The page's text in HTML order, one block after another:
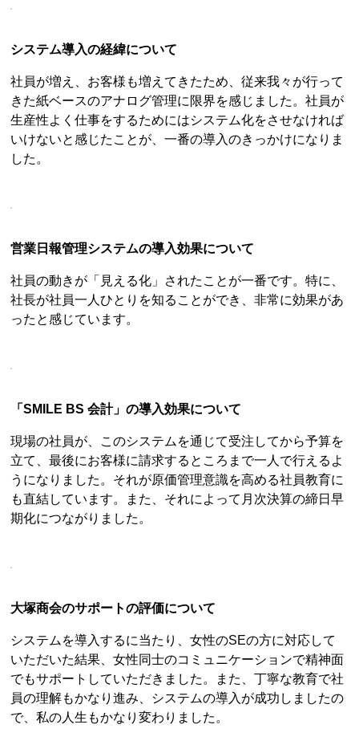
システム導入の経緯について
社員が増え、お客様も増えてきたため、従来我々が行って
きた紙ベースのアナログ管理に限界を感じました。社員が
生産性よく仕事をするためにはシステム化をさせなければ
いけないと感じたことが、一番の導入のきっかけになりま
した。
営業日報管理システムの導入効果について
社員の動きが「見える化」されたことが一番です。特に、
社長が社員一人ひとりを知ることができ、非常に効果があ
ったと感じています。
「SMILE BS 会計」の導入効果について
現場の社員が、このシステムを通じて受注してから予算を
立て、最後にお客様に請求するところまで一人で行えるよ
うになりました。それが原価管理意識を高める社員教育に
も直結しています。また、それによって月次決算の締日早
期化につながりました。
大塚商会のサポートの評価について
システムを導入するに当たり、女性のSEの方に対応して
いただいた結果、女性同士のコミュニケーションで精神面
でもサポートしていただきました。また、丁寧な教育で社
員の理解もかなり進み、システムの導入が成功しましたの
で、私の人生もかなり変わりました。